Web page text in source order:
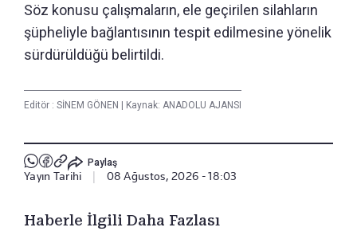
Söz konusu çalışmaların, ele geçirilen silahların
şüpheliyle bağlantısının tespit edilmesine yönelik
sürdürüldüğü belirtildi.
Editör : SİNEM GÖNEN Kaynak: ANADOLU AJANSI
Paylaş
Yayın Tarihi 08 Ağustos, 2026 - 18:03
Haberle İlgili Daha Fazlası